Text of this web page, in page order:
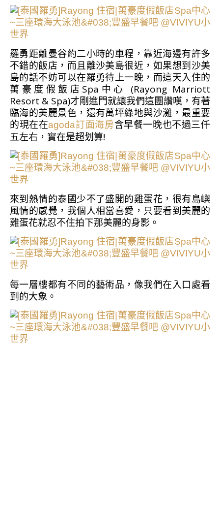
羅勇距離曼谷約二小時的車程，靠近海邊有許多
不錯的飯店，而且離沙美島很近，如果想到沙美
島的話不妨可以在羅勇待上一晚，而這天入住的
萬豪度假飯店Spa中心 (Rayong Marriott
Resort & Spa)才剛進門就讓我們這團讚嘆，有著
臨海的美麗景色，還有萬坪綠地與沙灘，最重要
的現在在agoda訂面海房含早餐一晚也不過三仟
五左右，實在是超划算!
來到熱情的泰國少不了盛開的雞蛋花，很有島嶼
風情的感覺，我個人相當喜愛，只要看到美麗的
雞蛋花就忍不住拍下那美麗的身影。
每一層樓都有不同的藝術品，像我們在入口處看
到的大象。